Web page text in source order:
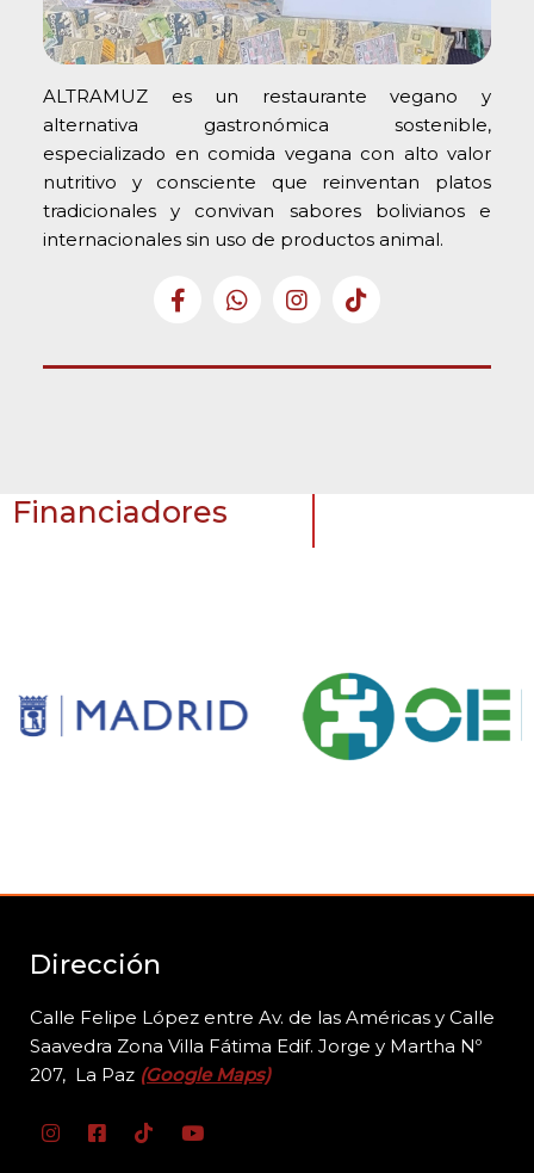
ALTRAMUZ es un restaurante vegano y
alternativa gastronómica sostenible,
especializado en comida vegana con alto valor
nutritivo y consciente que reinventan platos
tradicionales y convivan sabores bolivianos e
internacionales sin uso de productos animal.
Financiadores
Dirección
Calle Felipe López entre Av. de las Américas y Calle
Saavedra Zona Villa Fátima Edif. Jorge y Martha Nº
207, La Paz (Google Maps)